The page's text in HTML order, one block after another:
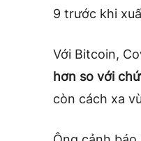
9 trước khi
Với Bitcoin,
hơn so với
còn cách xa